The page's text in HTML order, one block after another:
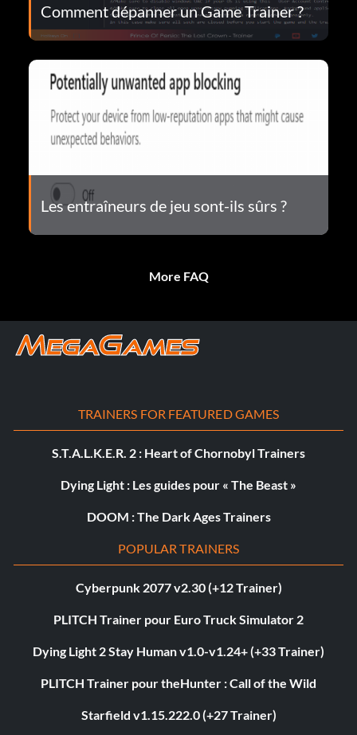
Comment dépanner un Game Trainer ?
Les entraîneurs de jeu sont-ils sûrs ?
More FAQ
TRAINERS FOR FEATURED GAMES
S.T.A.L.K.E.R. 2 : Heart of Chornobyl Trainers
Dying Light : Les guides pour « The Beast »
DOOM : The Dark Ages Trainers
POPULAR TRAINERS
Cyberpunk 2077 v2.30 (+12 Trainer)
PLITCH Trainer pour Euro Truck Simulator 2
Dying Light 2 Stay Human v1.0-v1.24+ (+33 Trainer)
PLITCH Trainer pour theHunter : Call of the Wild
Starfield v1.15.222.0 (+27 Trainer)